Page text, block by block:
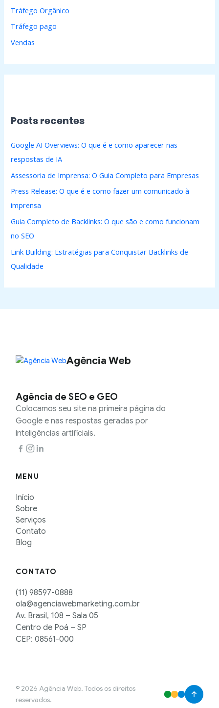
Tráfego Orgânico
Tráfego pago
Vendas
Posts recentes
Google AI Overviews: O que é e como aparecer nas
respostas de IA
Assessoria de Imprensa: O Guia Completo para Empresas
Press Release: O que é e como fazer um comunicado à
imprensa
Guia Completo de Backlinks: O que são e como funcionam
no SEO
Link Building: Estratégias para Conquistar Backlinks de
Qualidade
Agência Web
Agência de SEO e GEO
Colocamos seu site na primeira página do
Google e nas respostas geradas por
inteligências artificiais.
MENU
Início
Sobre
Serviços
Contato
Blog
CONTATO
(11) 98597-0888
ola@agenciawebmarketing.com.br
Av. Brasil, 108 – Sala 05
Centro de Poá – SP
CEP: 08561-000
© 2026 Agência Web. Todos os direitos
reservados.